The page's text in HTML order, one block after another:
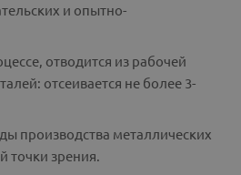
и опытно-
отводится из рабочей
отсеивается не более 3-
производства металлических
точки зрения.